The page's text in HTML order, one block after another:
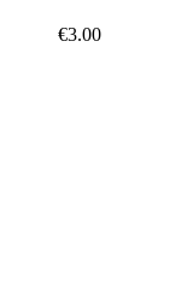
€3.00